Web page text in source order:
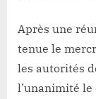
Après une
tenue le
les autorités
l’unanimité le